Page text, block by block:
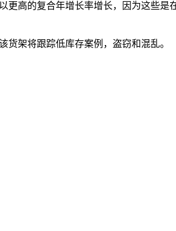
高的复合年增长率增长，因为这些是
架将跟踪低库存案例，盗窃和混乱。